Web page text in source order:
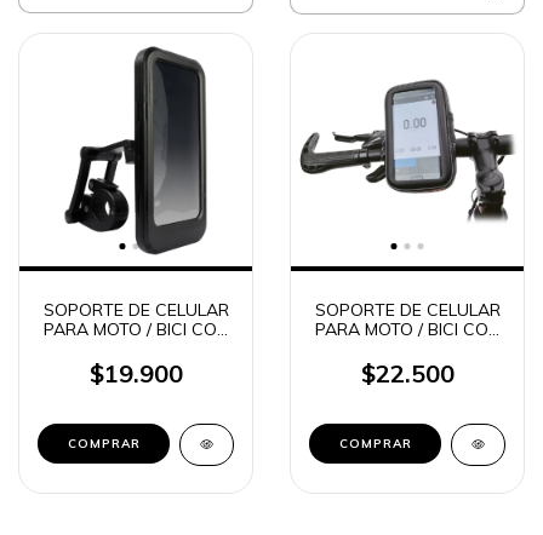
SOPORTE DE CELULAR
PARA MOTO / BICI CON
360° BRAZO
MAGNETICO SOUL
$19.900
SOPORTE DE CELULAR
PARA MOTO / BICI CON
360° SOUL Q900
$22.500